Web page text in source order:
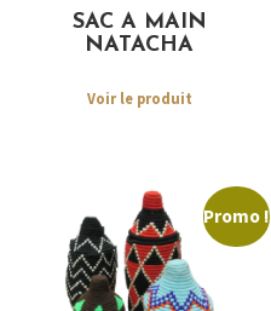
SAC A MAIN
NATACHA
Voir le produit
Promo !